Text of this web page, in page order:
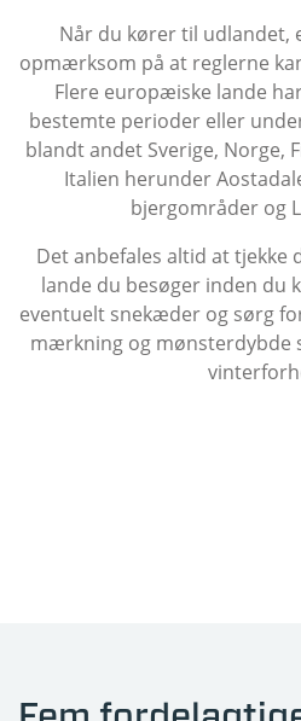
Når du kører til udlandet,
opmærksom på at reglerne
Flere europæiske lande
bestemte perioder eller
blandt andet Sverige, Norge,
Italien herunder
bjergområder og
Det anbefales altid at tjekke
lande du besøger inden du
eventuelt snekæder og sørg
mærkning og mønsterdybde